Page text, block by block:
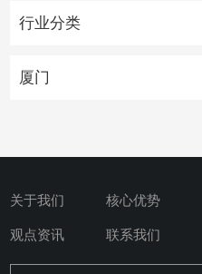
关于我们 核心优势
观点资讯
联系我们